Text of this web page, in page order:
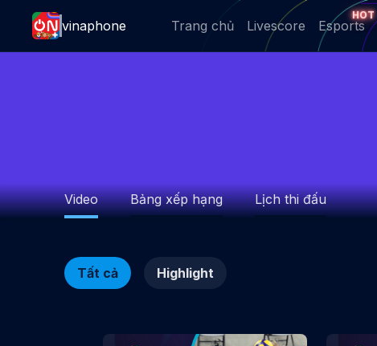
vinaphone Trang chủ Livescore Esports
HOT
Video Bảng xếp hạng Lịch thi đấu
Tất cả Highlight